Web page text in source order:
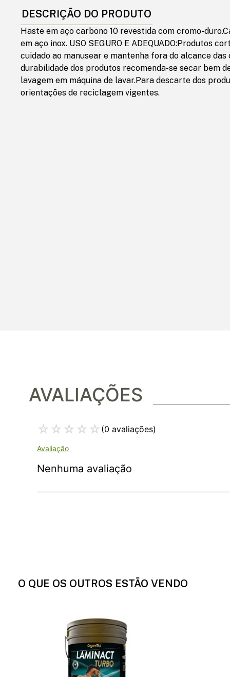
DESCRIÇÃO DO PRODUTO
Haste em aço carbono 10 revestida com cromo-
em aço inox. USO SEGURO E ADEQUADO:Produtos
cuidado ao manusear e mantenha fora do alcance
durabilidade dos produtos recomenda-se secar bem
lavagem em máquina de lavar.Para descarte dos
orientações de reciclagem vigentes.
AVALIAÇÕES
☆ ☆ ☆ ☆ ☆ (0 avaliações)
Nenhuma avaliação
O QUE OS OUTROS ESTÃO VENDO